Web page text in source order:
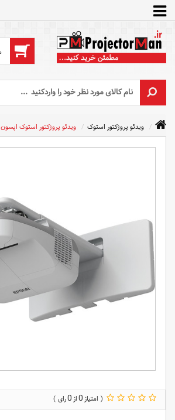
ویدئو پروژکتور استوک ویدئو پروژکتور استوک اپسون Epson EB-585w
0
0